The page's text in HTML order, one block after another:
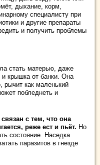
дыхание, корм,
специалисту при
и другие препараты
и получить проблемы
стать матерью, даже
крышка от банки. Она
рычит как маленький
побледнеть и
с тем, что она
реже ест и пьёт. Но
состояние. Наседка
паразитов в гнезде